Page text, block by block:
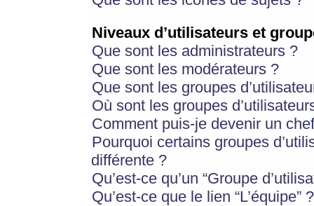
Niveaux d’utilisateurs et
Que sont les administrateurs ?
Que sont les modérateurs ?
Que sont les groupes
Où sont les groupes
Comment puis-je devenir un
Pourquoi certains groupes
différente ?
Qu’est-ce qu’un “Groupe
Qu’est-ce que le lien “L’équipe” ?